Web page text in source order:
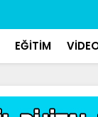
Dr.
aralıklarla
EĞİTİM